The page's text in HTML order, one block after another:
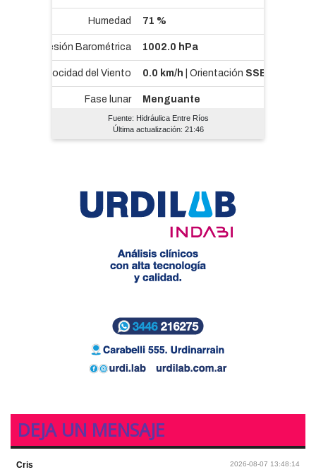
Fuente: Hidráulica Entre Ríos
Última actualización: 21:46
DEJA UN MENSAJE